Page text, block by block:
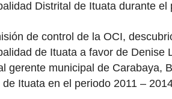
Distrital de Ituata durante el
de control de la OCI,
de Ituata a favor de Denise
gerente municipal de Carabaya,
de Ituata en el periodo 2011 –